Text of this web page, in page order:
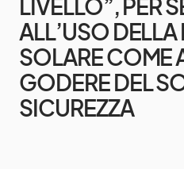
LIVELLO”, PER
ALL’USO
SOLARE COME
GODERE DEL
SICUREZZA